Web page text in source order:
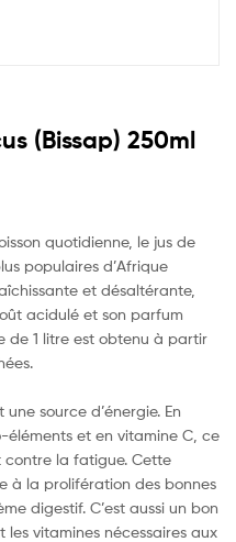
(Bissap) 250ml
quotidienne, le jus de
populaires d’Afrique
et désaltérante,
acidulé et son parfum
de 1 litre est obtenu à partir
source d’énergie. En
éléments et en vitamine C, ce
la fatigue. Cette
à la prolifération des bonnes
digestif. C’est aussi un bon
les vitamines nécessaires aux